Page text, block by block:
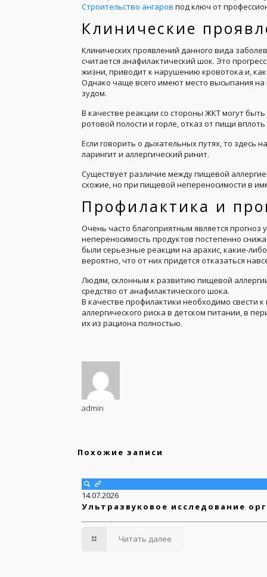
Строительство ангаров под ключ от
Клинические
Клинических проявлений данного вида
считается анафилактический шок. Это
жизни, приводит к нарушению кровотока и,
Однако чаще всего имеют место высыпания
зудом.
В качестве реакции со стороны ЖКТ могут
ротовой полости и горле, отказ от пищи
Если говорить о дыхательных путях, то здесь
ларингит и аллергический ринит.
Существует различие между пищевой
схожие, но при пищевой непереносимости в
Профилактика и
Очень часто благоприятным является прогноз
непереносимость продуктов постепенно
были серьезные реакции на арахис, какие-
вероятно, что от них придется отказаться
Людям, склонным к развитию пищевой
средство от анафилактического шока.
В качестве профилактики необходимо свести
аллергического риска в детском питании, в
их из рациона полностью.
admin
Похожие записи
14.07.2026
Ультразвуковое исследование
Читать далее